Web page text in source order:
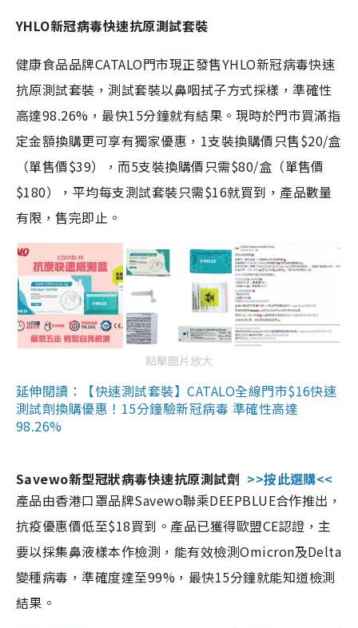
YHLO新冠病毒快速抗原測試套裝
健康食品品牌CATALO門市現正發售YHLO新冠病毒快速
抗原測試套裝，測試套裝以鼻咽拭子方式採樣，準確性
高達98.26%，最快15分鐘就有結果。現時於門市買滿指
定金額換購更可享有獨家優惠，1支裝換購價只售$20/盒
（單售價$39），而5支裝換購價只需$80/盒（單售價
$180），平均每支測試套裝只需$16就買到，產品數量
有限，售完即止。
點擊圖片放大
延伸閱讀：【快速測試套裝】CATALO全線門市$16快速
測試劑換購優惠！15分鐘驗新冠病毒 準確性高達
98.26%
Savewo新型冠狀病毒快速抗原測試劑 >>按此選購<<
產品由香港口罩品牌Savewo聯乘DEEPBLUE合作推出，
抗疫優惠價低至$18買到。產品已獲得歐盟CE認證，主
要以採集鼻液樣本作檢測，能有效檢測Omicron及Delta
變種病毒，準確度達至99%，最快15分鐘就能知道檢測
結果。